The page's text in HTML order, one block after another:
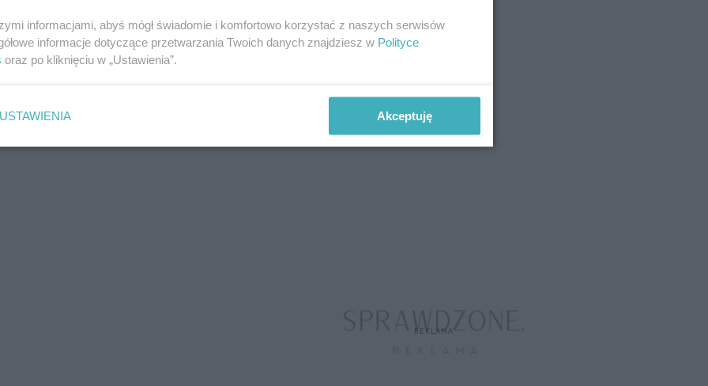
To, co zobaczyłam, wprawiło mnie w osłupienie.
Na stole stała prawie pusta butelka wina, brudne
informacjami, abyś mógł świadomie i komfortowo korzystać z naszych serwisów
informacje dotyczące przetwarzania Twoich danych znajdziesz w Polityce
oraz po kliknięciu w „Ustawienia”.
USTAWIENIA Akceptuję